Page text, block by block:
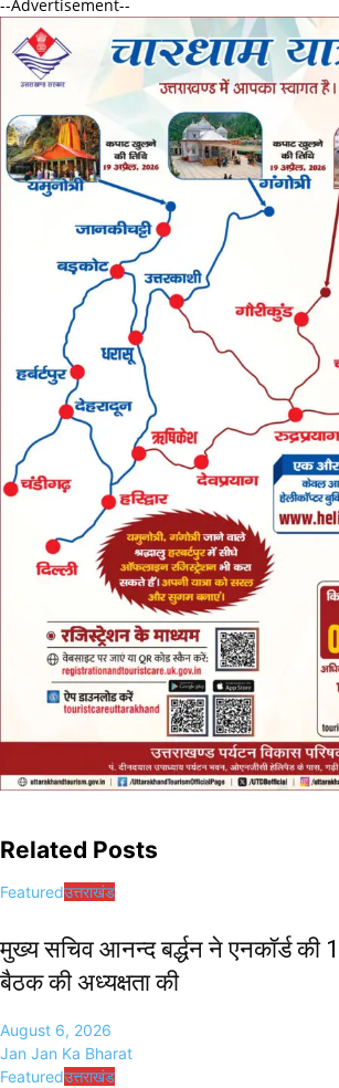
--Advertisement--
Related Posts
Featuredउत्तराखंड
मुख्य सचिव आनन्द बर्द्धन ने एनकॉर्ड की
बैठक की अध्यक्षता की
August 6, 2026
Jan Jan Ka Bharat
Featuredउत्तराखंड